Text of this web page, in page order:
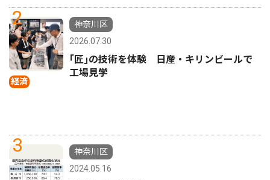
2
経済
神奈川区
2026.07.30
｢匠｣の技術を体験 日産・キリンビールで
工場見学
3
神奈川区
2024.05.16